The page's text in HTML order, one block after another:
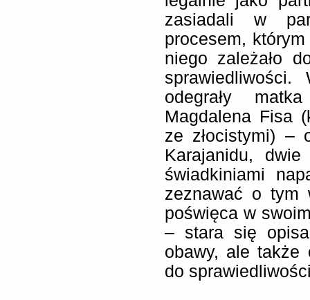
zasiadali w
procesem,
niego zależało
odegrały
Magdalena Fisa
ze złocistymi) –
Karajanidu, dwie
świadkiniami
zeznawać o tym
poświęca w
– stara się
obawy, ale także
do